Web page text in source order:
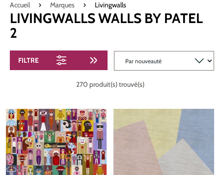
Accueil Marques Livingwalls
LIVINGWALLS WALLS BY PATEL
2
FILTRE
270 produit(s) trouvé(s)